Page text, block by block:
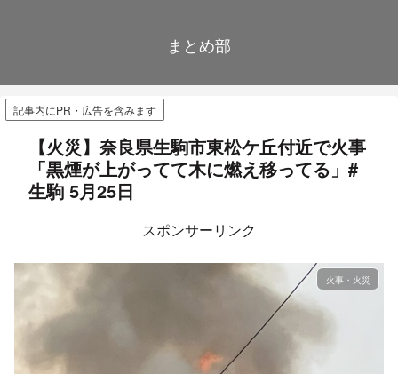
まとめ部
記事内にPR・広告を含みます
【火災】奈良県生駒市東松ケ丘付近で火事
「黒煙が上がってて木に燃え移ってる」#
生駒 5月25日
スポンサーリンク